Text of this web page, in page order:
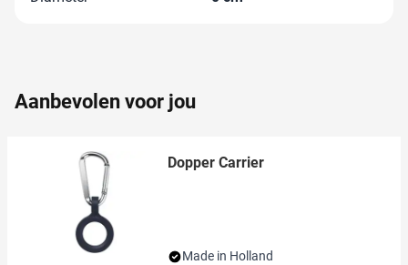
Aanbevolen voor jou
Dopper Carrier
Made in Holland